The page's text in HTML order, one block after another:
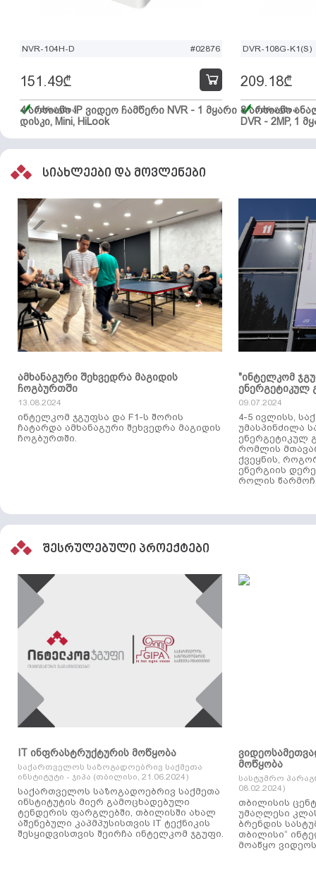
NVR-104H-D #02876
4 არხიანი IP ვიდეო ჩამწერი NVR - 1 მყარი
დისკი, Mini, HiLook
151.49₾
მარაგშია
DVR-108G-K1(S)
8 არხიანი
DVR - 2MP, 1
209.18₾
მარაგშია
სიახლეები და მოვლენები
ამხანაგური შეხვედრა მაგიდის
ჩოგბურთში
13.08.2024
ინტელკომ ჯგუფსა და F1-ს შორის
ჩატარდა ამხანაგური შეხვედრა მაგიდის
ჩოგბურთში.
"ინტელკომ
ენერგეტიკულ
09.07.2024
4-5 ივლისს,
უმასპინძილა
ენერგეტიკულ
რომლის
ქვეყნის,
ენერგიის
როლის
შესრულებული პროექტები
IT ინფრასტრუქტურის მოწყობა
საქართველოს საზოგადოებრივ საქმეთა
ინსტიტუტი - ჯიპა (თბილისი, 21.06.2024)
საქართველოს საზოგადოებრივ საქმეთა
ინსტიტუტის მიერ გამოცხადებული
ტენდერის ფარგლებში, თბილისში ახალ
აშენებული კაპმპუსისთვის IT ტექნიკის
შესყიდვისთვის შეირჩა ინტელკომ ჯგუფი.
მოწყობა
სასტუმრო
08.02.2024)
თბილისის
უმაღლესი
ბრენდის
თბილისი“
მოაწყო